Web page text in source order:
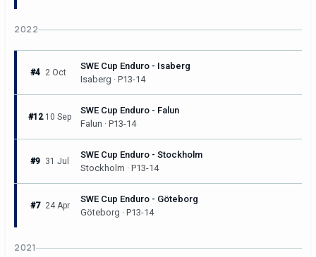
2022
#4 2 Oct
SWE Cup Enduro - Isaberg
Isaberg · P13-14
#12 10 Sep
SWE Cup Enduro - Falun
Falun · P13-14
#9 31 Jul
SWE Cup Enduro - Stockholm
Stockholm · P13-14
#7 24 Apr
SWE Cup Enduro - Göteborg
Göteborg · P13-14
2021